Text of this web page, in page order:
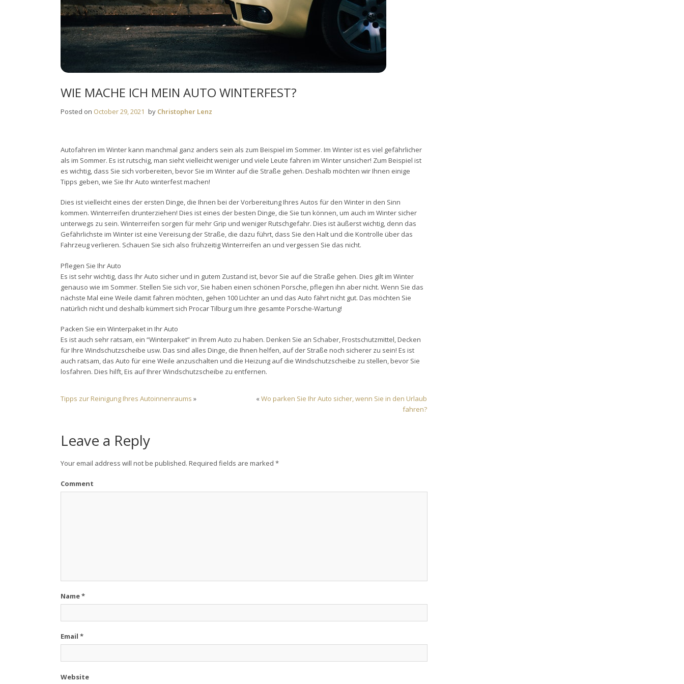
WIE MACHE ICH MEIN AUTO WINTERFEST?
Posted on October 29, 2021 by Christopher Lenz
Autofahren im Winter kann manchmal ganz anders sein als zum Beispiel im Sommer. Im Winter ist es viel gefährlicher
als im Sommer. Es ist rutschig, man sieht vielleicht weniger und viele Leute fahren im Winter unsicher! Zum Beispiel ist
es wichtig, dass Sie sich vorbereiten, bevor Sie im Winter auf die Straße gehen. Deshalb möchten wir Ihnen einige
Tipps geben, wie Sie Ihr Auto winterfest machen!
Dies ist vielleicht eines der ersten Dinge, die Ihnen bei der Vorbereitung Ihres Autos für den Winter in den Sinn
kommen. Winterreifen drunterziehen! Dies ist eines der besten Dinge, die Sie tun können, um auch im Winter sicher
unterwegs zu sein. Winterreifen sorgen für mehr Grip und weniger Rutschgefahr. Dies ist äußerst wichtig, denn das
Gefährlichste im Winter ist eine Vereisung der Straße, die dazu führt, dass Sie den Halt und die Kontrolle über das
Fahrzeug verlieren. Schauen Sie sich also frühzeitig Winterreifen an und vergessen Sie das nicht.
Pflegen Sie Ihr Auto
Es ist sehr wichtig, dass Ihr Auto sicher und in gutem Zustand ist, bevor Sie auf die Straße gehen. Dies gilt im Winter
genauso wie im Sommer. Stellen Sie sich vor, Sie haben einen schönen Porsche, pflegen ihn aber nicht. Wenn Sie das
nächste Mal eine Weile damit fahren möchten, gehen 100 Lichter an und das Auto fährt nicht gut. Das möchten Sie
natürlich nicht und deshalb kümmert sich Procar Tilburg um Ihre gesamte Porsche-Wartung!
Packen Sie ein Winterpaket in Ihr Auto
Es ist auch sehr ratsam, ein “Winterpaket” in Ihrem Auto zu haben. Denken Sie an Schaber, Frostschutzmittel, Decken
für Ihre Windschutzscheibe usw. Das sind alles Dinge, die Ihnen helfen, auf der Straße noch sicherer zu sein! Es ist
auch ratsam, das Auto für eine Weile anzuschalten und die Heizung auf die Windschutzscheibe zu stellen, bevor Sie
losfahren. Dies hilft, Eis auf Ihrer Windschutzscheibe zu entfernen.
Tipps zur Reinigung Ihres Autoinnenraums » «Wo parken Sie Ihr Auto sicher, wenn Sie in den Urlaub
fahren?
Leave a Reply
Your email address will not be published. Required fields are marked *
Comment
Name*
Email *
Website